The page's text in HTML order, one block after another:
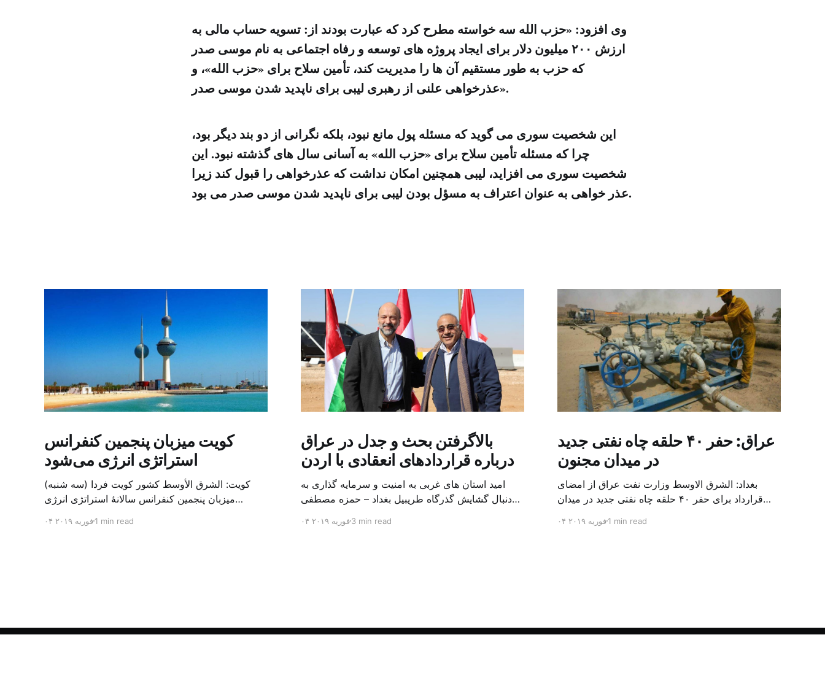
وی افزود: «حزب الله سه خواسته مطرح کرد که عبارت بودند از: تسویه حساب مالی به
ارزش ۲۰۰ میلیون دلار برای ایجاد پروژه های توسعه و رفاه اجتماعی به نام موسی صدر
که حزب به طور مستقیم آن ها را مدیریت کند، تأمین سلاح برای «حزب الله»، و
عذرخواهی علنی از رهبری لیبی برای ناپدید شدن موسی صدر».
این شخصیت سوری می گوید که مسئله پول مانع نبود، بلکه نگرانی از دو بند دیگر بود،
چرا که مسئله تأمین سلاح برای «حزب الله» به آسانی سال های گذشته نبود. این
شخصیت سوری می افزاید، لیبی همچنین امکان نداشت که عذرخواهی را قبول کند زیرا
عذر خواهی به عنوان اعتراف به مسؤل بودن لیبی برای ناپدید شدن موسی صدر می بود.
کویت میزبان پنجمین کنفرانس
استراتژی انرژی می‌شود
کویت: الشرق الأوسط کشور کویت فردا (سه شنبه)
میزبان پنجمین کنفرانس سالانهٔ استراتژی انرژی
الشرق الاوسط، حدود ۳۰۰ متخصص از شرکت‌های
۰۴ فوریه ۲۰۱۹1 min read
بالاگرفتن بحث و جدل در عراق
درباره قراردادهای انعقادی با اردن
امید استان های غربی به امنیت و سرمایه گذاری به
دنبال گشایش گذرگاه طریبیل بغداد – حمزه مصطفی
طریبیل توسط عادل عبد المهدی نخست وزیر عراق و
۰۴ فوریه ۲۰۱۹3 min read
عراق: حفر ۴۰ حلقه چاه نفتی جدید
در میدان مجنون
بغداد: الشرق الاوسط وزارت نفت عراق از امضای
قرارداد برای حفر ۴۰ حلقه چاه نفتی جدید در میدان
محمد خضیر مدعامل شرکت حفاری عراق روز یکشنبه
۰۴ فوریه ۲۰۱۹1 min read